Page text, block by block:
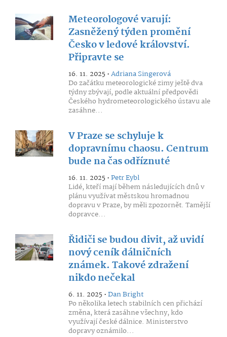
Meteorologové varují:
Zasněžený týden promění
Česko v ledové království.
Připravte se
16. 11. 2025 •Adriana Singerová
Do začátku meteorologické zimy ještě dva
týdny zbývají, podle aktuální předpovědi
Českého hydrometeorologického ústavu ale
zasáhne...
V Praze se schyluje k
dopravnímu chaosu. Centrum
bude na čas odříznuté
16. 11. 2025 •Petr Eybl
Lidé, kteří mají během následujících dnů v
plánu využívat městskou hromadnou
dopravu v Praze, by měli zpozornět. Tamější
dopravce...
Řidiči se budou divit, až uvidí
nový ceník dálničních
známek. Takové zdražení
nikdo nečekal
6. 11. 2025 •Dan Bright
Po několika letech stabilních cen přichází
změna, která zasáhne všechny, kdo
využívají české dálnice. Ministerstvo
dopravy oznámilo...